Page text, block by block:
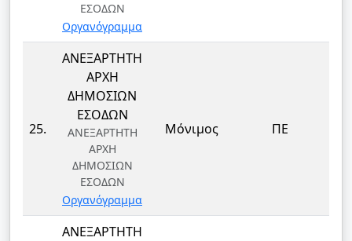
ΕΣΟΔΩΝ
Οργανόγραμμα
25.
ΑΝΕΞΑΡΤΗΤΗ
ΑΡΧΗ
ΔΗΜΟΣΙΩΝ
ΕΣΟΔΩΝ
ΑΝΕΞΑΡΤΗΤΗ
ΑΡΧΗ
ΔΗΜΟΣΙΩΝ
ΕΣΟΔΩΝ
Οργανόγραμμα
Μόνιμος ΠΕ
ΑΝΕΞΑΡΤΗΤΗ